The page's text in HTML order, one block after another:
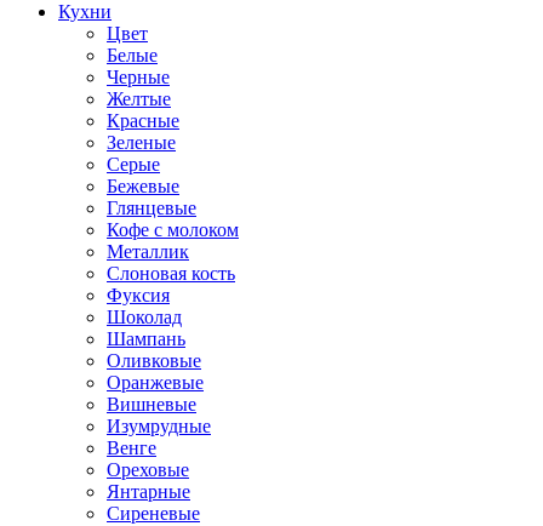
Кухни
Цвет
Белые
Черные
Желтые
Красные
Зеленые
Серые
Бежевые
Глянцевые
Кофе с молоком
Металлик
Слоновая кость
Фуксия
Шоколад
Шампань
Оливковые
Оранжевые
Вишневые
Изумрудные
Венге
Ореховые
Янтарные
Сиреневые